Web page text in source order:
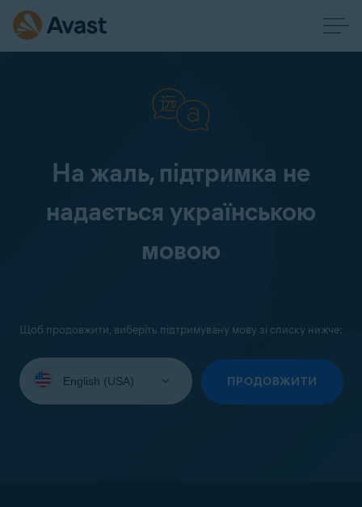
На жаль, підтримка не
надається українською
мовою
Щоб продовжити, виберіть підтримувану мову зі списку нижче:
your
ПРОДОВЖИТИ